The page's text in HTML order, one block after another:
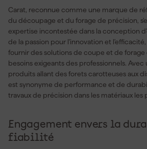
Carat, reconnue comme une marque de
du découpage et du forage de précision,
expertise incontestée dans la conception
de la passion pour l'innovation et l'efficacité,
fournir des solutions de coupe et de
besoins exigeants des professionnels.
produits allant des forets carotteuses aux
est synonyme de performance et de
travaux de précision dans les matériaux les
Engagement envers la
fiabilité